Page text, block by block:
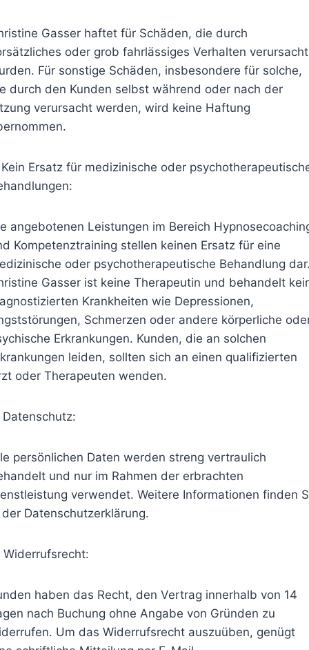
Gasser haftet für Schäden, die durch
oder grob fahrlässiges Verhalten verursacht
Für sonstige Schäden, insbesondere für solche,
durch den Kunden selbst während oder nach der
verursacht werden, wird keine Haftung
Kein Ersatz für medizinische oder
angebotenen Leistungen im Bereich
Kompetenztraining stellen keinen Ersatz für eine
oder psychotherapeutische Behandlung
Gasser ist keine Therapeutin und behandelt
Krankheiten wie Depressionen,
Schmerzen oder andere körperliche
Erkrankungen. Kunden, die an solchen
leiden, sollten sich an einen qualifizierten
oder Therapeuten wenden.
Datenschutz:
persönlichen Daten werden streng vertraulich
und nur im Rahmen der erbrachten
verwendet. Weitere Informationen finden
Datenschutzerklärung.
Widerrufsrecht:
haben das Recht, den Vertrag innerhalb von 14
nach Buchung ohne Angabe von Gründen zu
Um das Widerrufsrecht auszuüben, genügt